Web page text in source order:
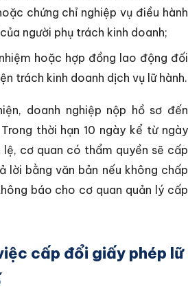
chứng chỉ nghiệp vụ điều hành
người phụ trách kinh doanh;
hoặc hợp đồng lao động đối
trách kinh doanh dịch vụ lữ hành.
doanh nghiệp nộp hồ sơ đến
thời hạn 10 ngày kể từ ngày
lệ, cơ quan có thẩm quyền sẽ cấp
lời bằng văn bản nếu không chấp
báo cho cơ quan quản lý cấp
cấp đổi giấy phép lữ